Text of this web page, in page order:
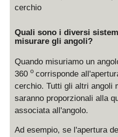
cerchio
Quali sono i diversi
misurare gli angoli?
Quando misuriamo un
360 o corrisponde
cerchio. Tutti gli altri angoli
saranno proporzionali alla
associata all'angolo.
Ad esempio, se l'apertura